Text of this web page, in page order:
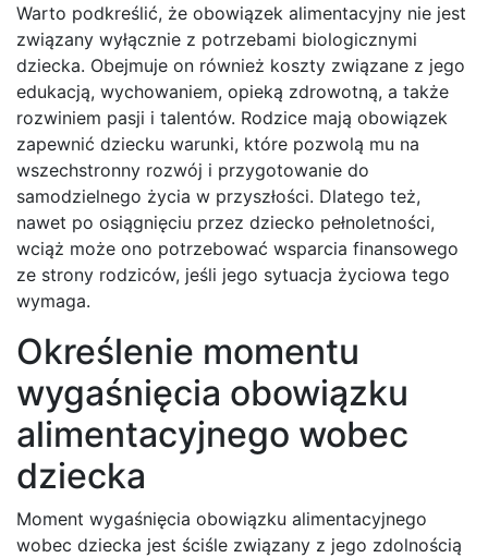
Warto podkreślić, że obowiązek alimentacyjny nie jest
związany wyłącznie z potrzebami biologicznymi
dziecka. Obejmuje on również koszty związane z jego
edukacją, wychowaniem, opieką zdrowotną, a także
rozwiniem pasji i talentów. Rodzice mają obowiązek
zapewnić dziecku warunki, które pozwolą mu na
wszechstronny rozwój i przygotowanie do
samodzielnego życia w przyszłości. Dlatego też,
nawet po osiągnięciu przez dziecko pełnoletności,
wciąż może ono potrzebować wsparcia finansowego
ze strony rodziców, jeśli jego sytuacja życiowa tego
wymaga.
Określenie momentu
wygaśnięcia obowiązku
alimentacyjnego wobec
dziecka
Moment wygaśnięcia obowiązku alimentacyjnego
wobec dziecka jest ściśle związany z jego zdolnością